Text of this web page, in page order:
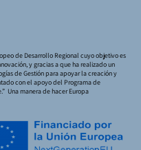
de Desarrollo Regional cuyo objetivo es
y gracias a que ha realizado un
de Gestión para apoyar la creación y
con el apoyo del Programa de
Una manera de hacer Europa